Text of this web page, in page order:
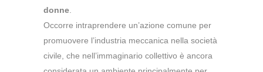
donne
Occorre intraprendere un’azione comune per
promuovere l’industria meccanica nella società
civile, che nell’immaginario collettivo è ancora